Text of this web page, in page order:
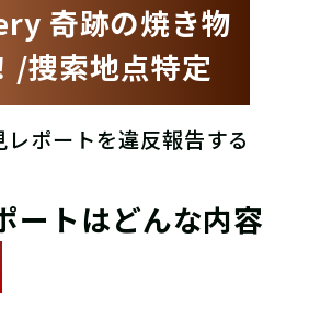
奇跡の焼き物
/捜索地点特定
レポートを違反報告する
ートはどんな内容